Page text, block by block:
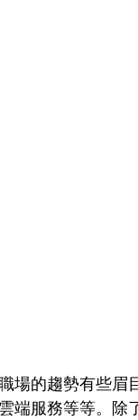
場的趨勢有些
端服務等等。除